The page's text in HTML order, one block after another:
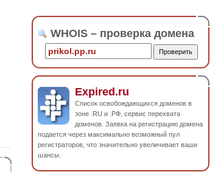
WHOIS – проверка домена
Expired.ru
Список освобождающихся доменов в
зоне .RU и .РФ, сервис перехвата
доменов. Заявка на регистрацию домена
подается через максимально возможный пул
регистраторов, что значительно увеличивает ваши
шансы.